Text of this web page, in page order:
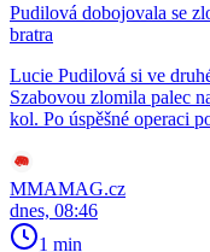
Pudilová dobojovala se
bratra
Lucie Pudilová si ve
Szabovou zlomila palec
kol. Po úspěšné operaci
MMAMAG.cz
dnes, 08:46
1 min